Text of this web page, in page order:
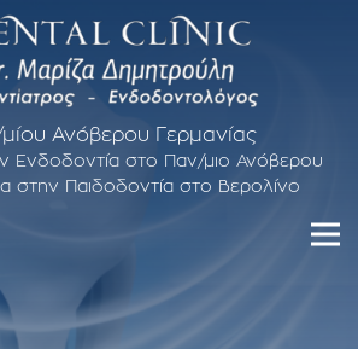
Ανόβερου Γερμανίας
Ενδοδοντία στο Παν/μιο Ανόβερου
στην Παιδοδοντία στο Βερολίνο